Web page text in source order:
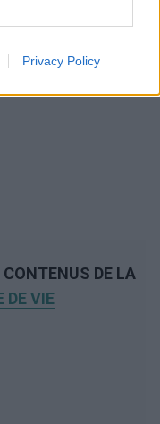
Privacy Policy
DE LA
DE VIE